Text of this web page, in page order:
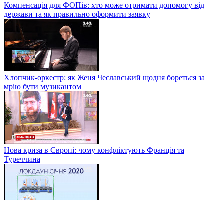
Компенсація для ФОПів: хто може отримати допомогу від
держави та як правильно оформити заявку
Хлопчик-оркестр: як Женя Чеславський щодня бореться за
мрію бути музикантом
Нова криза в Європі: чому конфліктують Франція та
Туреччина